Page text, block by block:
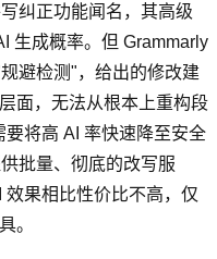
纠正功能闻名，其高级
生成概率。但 Grammarly
避检测"，给出的修改建
面，无法从根本上重构段
将高 AI 率快速降至安全
批量、彻底的改写服
果相比性价比不高，仅
。